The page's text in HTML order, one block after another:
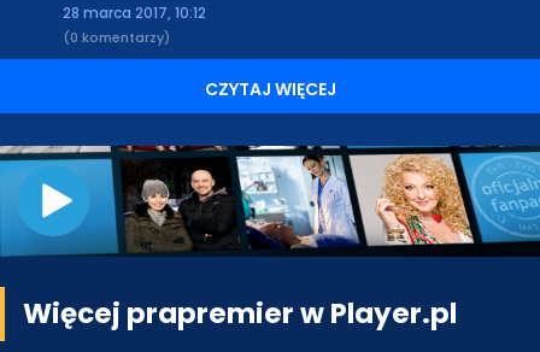
28 marca 2017, 10:12
(0 komentarzy)
CZYTAJ WIĘCEJ
Więcej prapremier w Player.pl